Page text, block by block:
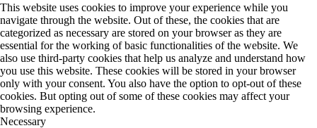
This website uses cookies to improve your experience while you
navigate through the website. Out of these, the cookies that are
categorized as necessary are stored on your browser as they are
essential for the working of basic functionalities of the website. We
also use third-party cookies that help us analyze and understand how
you use this website. These cookies will be stored in your browser
only with your consent. You also have the option to opt-out of these
cookies. But opting out of some of these cookies may affect your
browsing experience.
Necessary